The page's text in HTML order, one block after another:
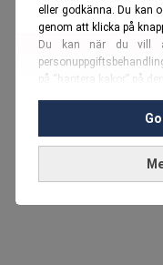
eller godkänna. Du kan
genom att klicka på
Du kan när du vill
på “hantera kakor” på
Du kan fördjupa
Vi använder kakor
Nödvändiga cookies